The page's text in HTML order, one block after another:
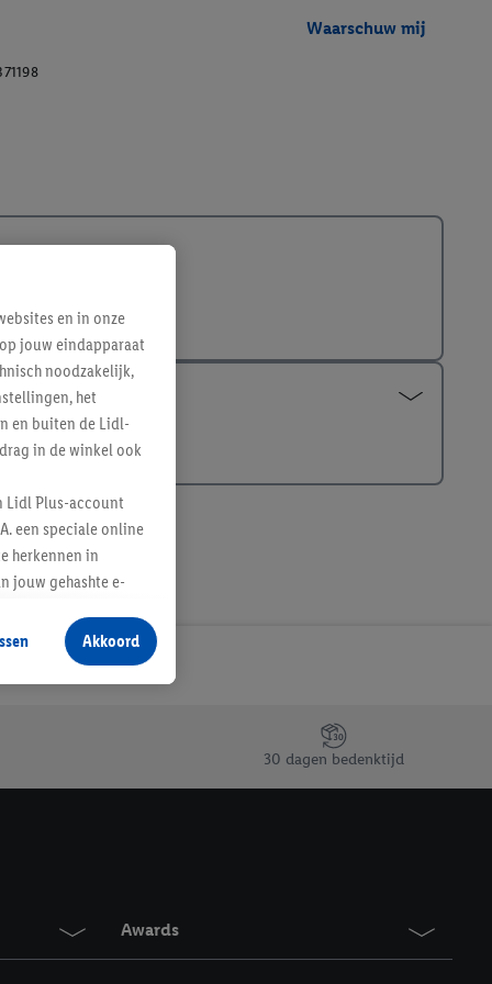
Waarschuw mij
30 dagen bedenktijd
Awards
en in onze
jouw eindapparaat
noodzakelijk,
het
en buiten de Lidl-
in de winkel ook
Lidl Plus-account
een speciale online
herkennen in
jouw gehashte e-
producten waarin je
te plaatsen
jouw gehashte e-
kunnen worden
vergelijkbare
Meer informatie,
Akkoord